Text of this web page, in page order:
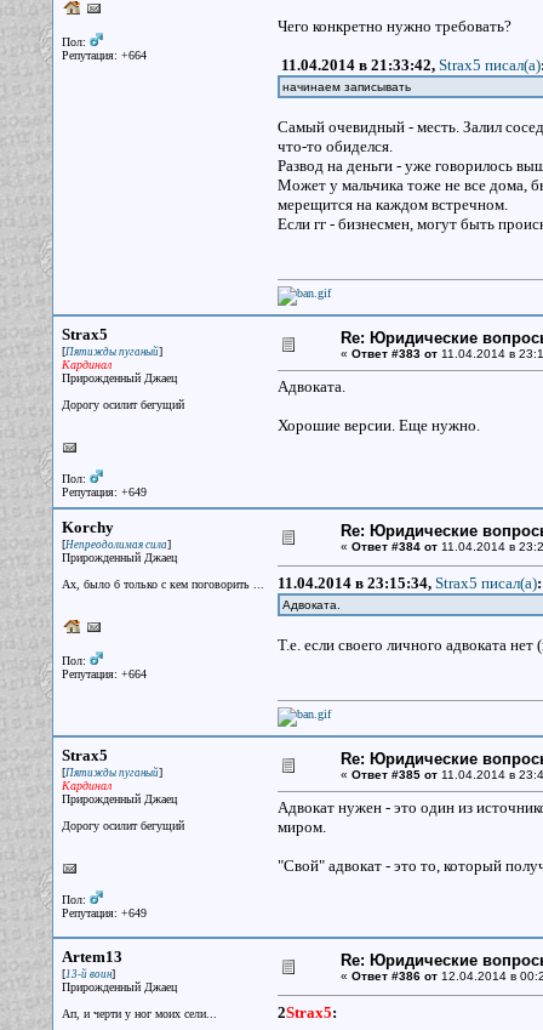
Пол:
Репутация: +664
Чего конкретно нужно требовать?
11.04.2014 в 21:33:42, Strax5 писал(a)
начинаем записывать
Самый очевидный - месть. Залил
что-то обиделся.
Развод на деньги - уже говорилось
Может у мальчика тоже не все дома,
мерещится на каждом встречном.
Если гг - бизнесмен, могут быть
Strax5
[Пятижды пуганый]
Кардинал
Прирожденный Джаец
Дорогу осилит бегущий
Пол:
Репутация: +649
Re: Юридические
« Ответ #383 от11.04.2014 в
Адвоката.
Хорошие версии. Еще нужно.
Korchy
[Непреодолимая сила]
Прирожденный Джаец
Ах, было б только с кем поговорить ...
Пол:
Репутация: +664
Re: Юридические
« Ответ #384 от11.04.2014 в
11.04.2014 в 23:15:34, Strax5 писал(a):
Адвоката.
Т.е. если своего личного адвоката
Strax5
[Пятижды пуганый]
Кардинал
Прирожденный Джаец
Дорогу осилит бегущий
Пол:
Репутация: +649
Re: Юридические
« Ответ #385 от11.04.2014 в
Адвокат нужен - это один из
миром.
"Свой" адвокат - это то, который
Artem13
[13-й воин]
Прирожденный Джаец
Ап, и черти у ног моих сели...
Re: Юридические
« Ответ #386 от12.04.2014 в
2Strax5: